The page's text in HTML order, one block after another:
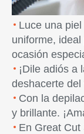
Luce una
uniforme,
ocasión
¡Dile adiós a
deshacerte
Con la
y brillante.
En Great Cut